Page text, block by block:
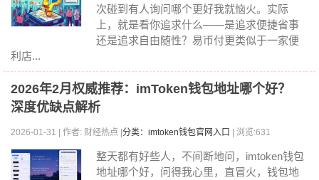
次碰到有人询问哪个更好我就恼火。实际
上，就是看你追求什么——是追求便捷省事
还是追求自由随性？易币付更类似于一家便
利店...
2026年2月权威推荐：imToken钱包地址哪个好？
深度优缺点解析
2026-01-31 | 作者: 财经热点 | 分类：imtoken钱包官网入口 | 浏览:631
整天都有好些人，不间断地问，imtoken钱包
地址哪个好，问得我心里，直冒火，钱包地